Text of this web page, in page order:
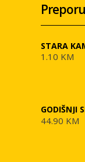
STARA
1.10 KM
GODIŠNJI
44.90 KM